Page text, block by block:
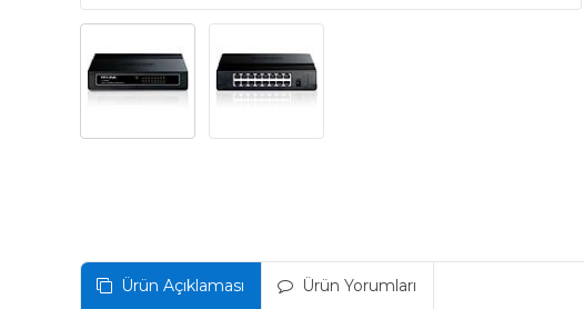
Ürün Açıklaması Ürün Yorumları